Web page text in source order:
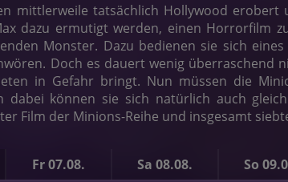
mittlerweile tatsächlich Hollywood
dazu ermutigt werden, einen Horrorfilm
Monster. Dazu bedienen sie sich
Doch es dauert wenig
in Gefahr bringt. Nun müssen die
dabei können sie sich natürlich auch
Film der Minions-Reihe und insgesamt
Fr 07.08. Sa 08.08. So